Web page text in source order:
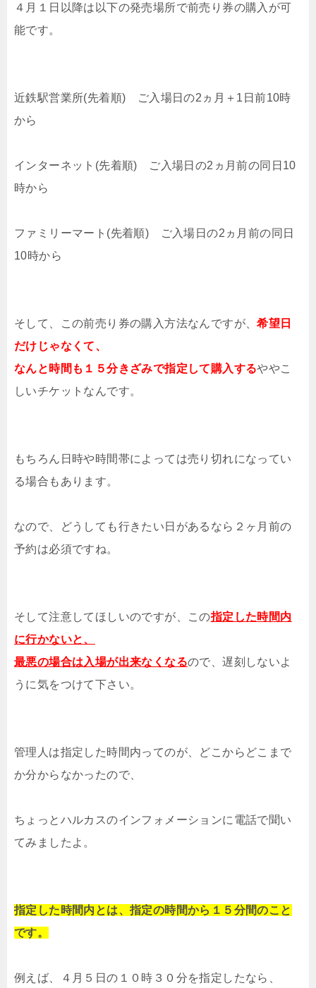
４月１日以降は以下の発売場所で前売り券の購入が可
能です。
近鉄駅営業所(先着順) ご入場日の2ヵ月＋1日前10時
から
インターネット(先着順) ご入場日の2ヵ月前の同日10
時から
ファミリーマート(先着順) ご入場日の2ヵ月前の同日
10時から
そして、この前売り券の購入方法なんですが、希望日
だけじゃなくて、
なんと時間も１５分きざみで指定して購入するややこ
しいチケットなんです。
もちろん日時や時間帯によっては売り切れになってい
る場合もあります。
なので、どうしても行きたい日があるなら２ヶ月前の
予約は必須ですね。
そして注意してほしいのですが、この指定した時間内
に行かないと、
最悪の場合は入場が出来なくなるので、遅刻しないよ
うに気をつけて下さい。
管理人は指定した時間内ってのが、どこからどこまで
か分からなかったので、
ちょっとハルカスのインフォメーションに電話で聞い
てみましたよ。
指定した時間内とは、指定の時間から１５分間のこと
です。
例えば、４月５日の１０時３０分を指定したなら、